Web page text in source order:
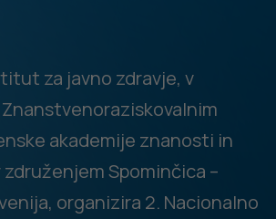
za javno zdravje, v
akademije znanosti in
Spominčica –
organizira 2. Nacionalno